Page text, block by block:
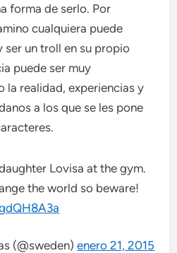
forma de serlo. Por
cualquiera puede
ser un troll en su propio
puede ser muy
realidad, experiencias y
a los que se les pone
Lovisa at the gym.
the world so beware!
(@sweden)enero 21, 2015